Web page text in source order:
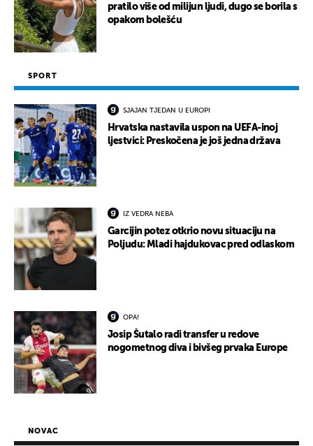
pratilo više od milijun ljudi, dugo se borila s
opakom bolešću
SPORT
SJAJAN TJEDAN U EUROPI
Hrvatska nastavila uspon na UEFA-inoj
ljestvici: Preskočena je još jedna država
IZ VEDRA NEBA
Garcijin potez otkrio novu situaciju na
Poljudu: Mladi hajdukovac pred odlaskom
OPA!
Josip Šutalo radi transfer u redove
nogometnog diva i bivšeg prvaka Europe
NOVAC